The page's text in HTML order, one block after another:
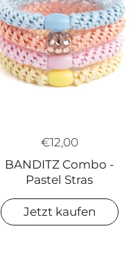
€12,00
BANDITZ Combo -
Pastel Stras
Jetzt kaufen